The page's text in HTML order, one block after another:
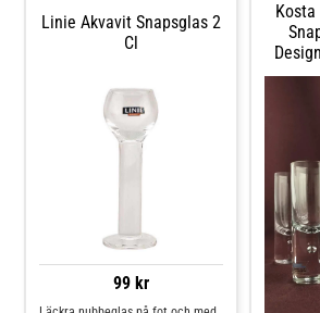
Linie Akvavit Snapsglas 2
Cl
99 kr